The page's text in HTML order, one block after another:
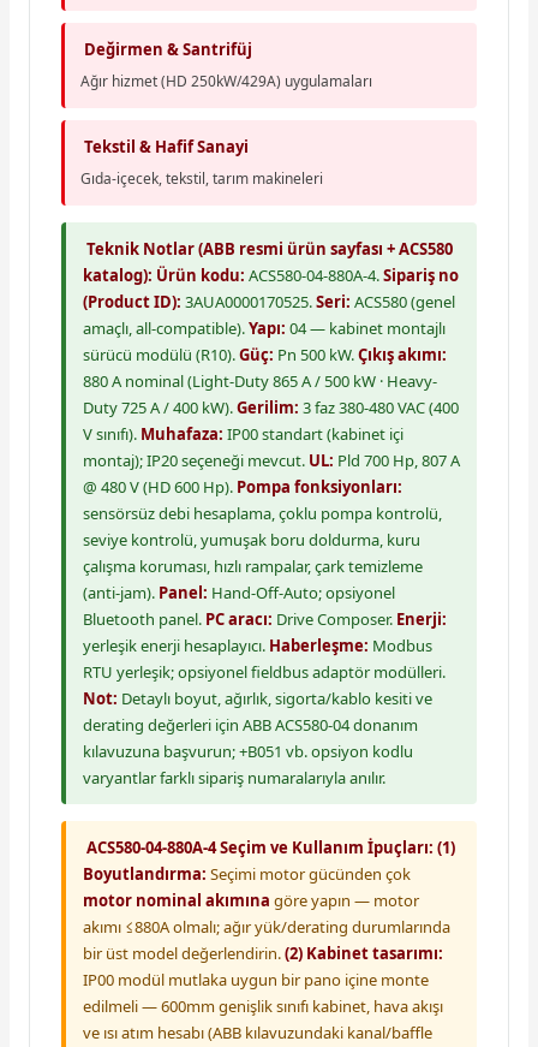
Değirmen & Santrifüj
Ağır hizmet (HD 250kW/429A) uygulamaları
Tekstil & Hafif Sanayi
Gıda-içecek, tekstil, tarım makineleri
Teknik Notlar (ABB resmi ürün sayfası + ACS580
katalog): Ürün kodu: ACS580-04-880A-4.Sipariş no
(Product ID): 3AUA0000170525.Seri: ACS580 (genel
amaçlı, all-compatible).Yapı: 04 — kabinet montajlı
sürücü modülü (R10).Güç: Pn 500 kW.Çıkış akımı:
880 A nominal (Light-Duty 865 A / 500 kW · Heavy-
Duty 725 A / 400 kW).Gerilim: 3 faz 380-480 VAC (400
V sınıfı). Muhafaza: IP00 standart (kabinet içi
montaj); IP20 seçeneği mevcut. UL: Pld 700 Hp, 807 A
@ 480 V (HD 600 Hp). Pompa fonksiyonları:
sensörsüz debi hesaplama, çoklu pompa kontrolü,
seviye kontrolü, yumuşak boru doldurma, kuru
çalışma koruması, hızlı rampalar, çark temizleme
(anti-jam). Panel: Hand-Off-Auto; opsiyonel
Bluetooth panel. PC aracı: Drive Composer. Enerji:
yerleşik enerji hesaplayıcı. Haberleşme: Modbus
RTU yerleşik; opsiyonel fieldbus adaptör modülleri.
Not: Detaylı boyut, ağırlık, sigorta/kablo kesiti ve
derating değerleri için ABB ACS580-04 donanım
kılavuzuna başvurun; +B051 vb. opsiyon kodlu
varyantlar farklı sipariş numaralarıyla anılır.
ACS580-04-880A-4 Seçim ve Kullanım İpuçları: (1)
Boyutlandırma: Seçimi motor gücünden çok
motor nominal akımına göre yapın — motor
akımı ≤880A olmalı; ağır yük/derating durumlarında
bir üst model değerlendirin.(2) Kabinet tasarımı:
IP00 modül mutlaka uygun bir pano içine monte
edilmeli — 600mm genişlik sınıfı kabinet, hava akışı
ve ısı atım hesabı (ABB kılavuzundaki kanal/baffle